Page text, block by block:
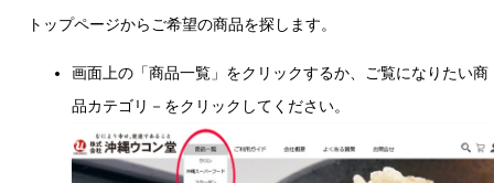
トップページからご希望の商品を探します。
画面上の「商品一覧」をクリックするか、ご覧になりたい商
品カテゴリ－をクリックしてください。